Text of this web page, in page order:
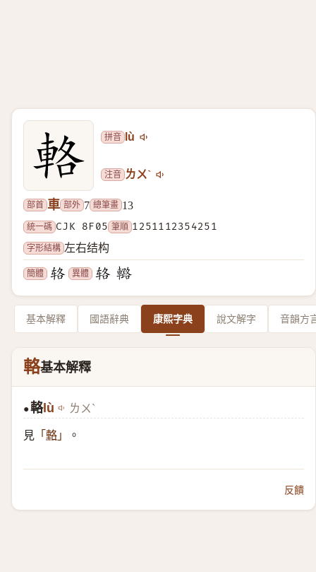
拼音 lù
注音 ㄌㄨˋ
部首 車 部外 7 總筆畫 13
統一碼 CJK 8F05 筆順 1251112354251
字形結構 左右结构
簡體 異體
基本解釋 國語辭典 康熙字典 說文解字 音韻方
輅基本解釋
●輅lù ㄌㄨˋ
見 「 輅 」 。
反饋